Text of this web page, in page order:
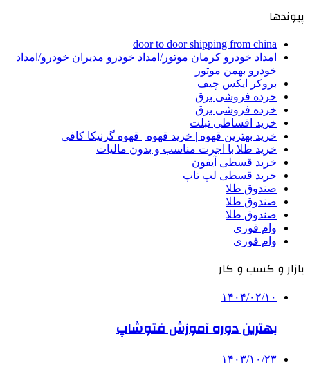
پیوندها
door to door shipping from china
امداد خودرو کرمان موتور/امداد خودرو مدیران خودرو/امداد
خودرو بهمن موتور
بروکر ایکس چیف
خرده فروشی برق
خرده فروشی برق
خرید اقساطی تبلت
خرید بهترین قهوه | خرید قهوه | قهوه گرنیکا کافی
خرید طلا با اجرت مناسب و بدون مالیات
خرید قسطی آیفون
خرید قسطی لپ تاپ
صندوق طلا
صندوق طلا
صندوق طلا
وام فوری
وام فوری
بازار و کسب و کار
۱۴۰۴/۰۲/۱۰
بهترین دوره آموزش فتوشاپ
۱۴۰۳/۱۰/۲۳